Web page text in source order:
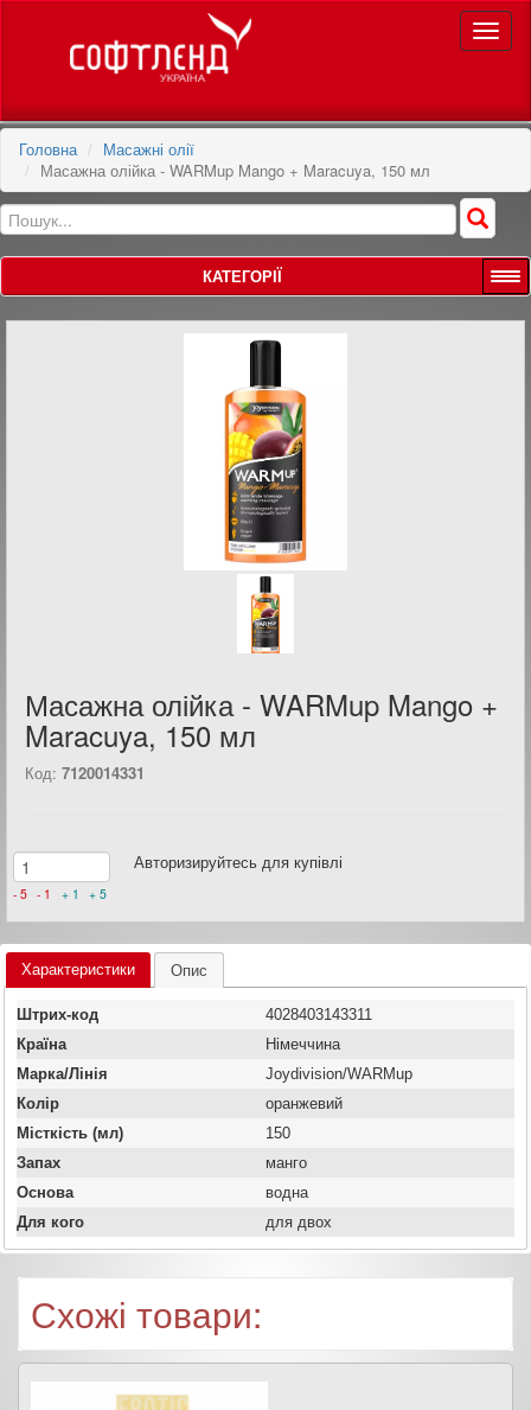
Toggle
Головна
Масажні олії
Масажна олійка - WARMup Mango + Maracuya, 150 мл
КАТЕГОРІЇ
Масажна олійка - WARMup Mango +
Maracuya, 150 мл
Код: 7120014331
- 5 - 1 + 5
+ 1
Авторизируйтесь для купівлі
Характеристики Опис
Штрих-код
4028403143311
Країна
Німеччина
Марка/Лінія
Joydivision/WARMup
Колір
оранжевий
Місткість (мл)
150
Запах
манго
Основа
водна
Для кого
для двох
Схожі товари: